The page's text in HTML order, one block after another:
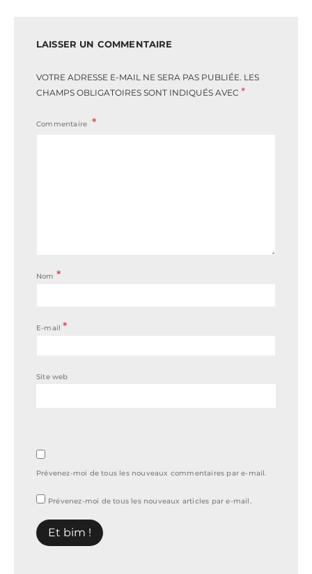
LAISSER UN COMMENTAIRE
VOTRE ADRESSE E-MAIL NE SERA PAS PUBLIÉE. LES
CHAMPS OBLIGATOIRES SONT INDIQUÉS AVEC *
Commentaire
Nom *
E-mail*
Site web
Prévenez-moi de tous les nouveaux commentaires par e-mail.
Prévenez-moi de tous les nouveaux articles par e-mail.